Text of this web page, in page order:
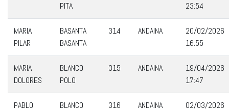
PITA
23:54
MARIA
PILAR
BASANTA
BASANTA
314 ANDAINA
20/02/2026
16:55
MARIA
DOLORES
BLANCO
POLO
315 ANDAINA
19/04/2026
17:47
PABLO
BLANCO
316 ANDAINA
02/03/2026